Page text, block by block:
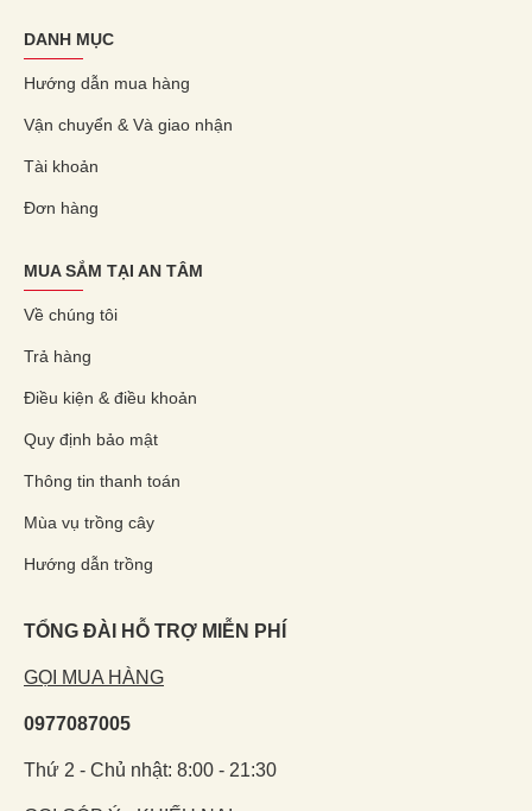
DANH MỤC
Hướng dẫn mua hàng
Vận chuyển & Và giao nhận
Tài khoản
Đơn hàng
MUA SẮM TẠI AN TÂM
Về chúng tôi
Trả hàng
Điều kiện & điều khoản
Quy định bảo mật
Thông tin thanh toán
Mùa vụ trồng cây
Hướng dẫn trồng
TỔNG ĐÀI HỖ TRỢ MIỄN PHÍ
GỌI MUA HÀNG
0977087005
Thứ 2 - Chủ nhật: 8:00 - 21:30